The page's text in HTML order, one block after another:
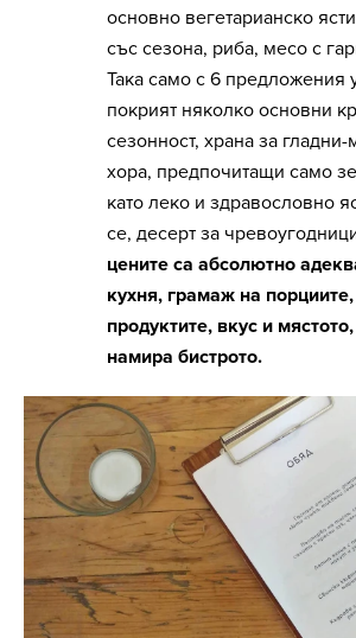
основно вегетарианско
със сезона, риба, месо с
Така само с 6 предложения
покрият няколко основни
сезонност, храна за
хора, предпочитащи само
като леко и здравословно
се, десерт за
цените са абсолютно
кухня, грамаж на
продуктите, вкус и
намира бистрото.